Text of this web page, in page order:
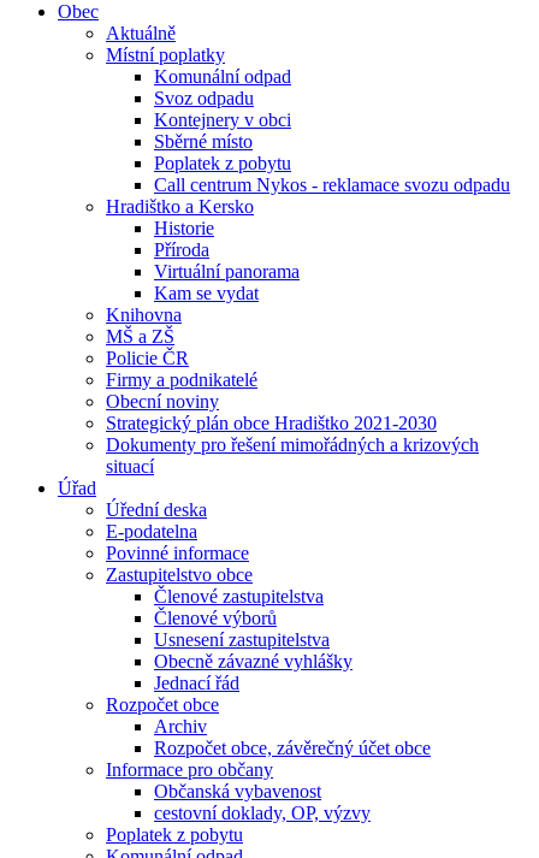
Obec
Aktuálně
Místní poplatky
Komunální odpad
Svoz odpadu
Kontejnery v obci
Sběrné místo
Poplatek z pobytu
Call centrum Nykos - reklamace svozu odpadu
Hradištko a Kersko
Historie
Příroda
Virtuální panorama
Kam se vydat
Knihovna
MŠ a ZŠ
Policie ČR
Firmy a podnikatelé
Obecní noviny
Strategický plán obce Hradištko 2021-2030
Dokumenty pro řešení mimořádných a krizových
situací
Úřad
Úřední deska
E-podatelna
Povinné informace
Zastupitelstvo obce
Členové zastupitelstva
Členové výborů
Usnesení zastupitelstva
Obecně závazné vyhlášky
Jednací řád
Rozpočet obce
Archiv
Rozpočet obce, závěrečný účet obce
Informace pro občany
Občanská vybavenost
cestovní doklady, OP, výzvy
Poplatek z pobytu